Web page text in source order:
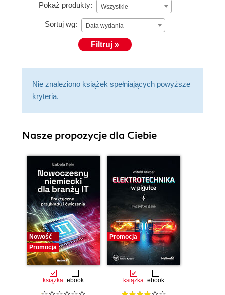
Pokaż produkty: Wszystkie
Sortuj wg: Data wydania
Filtruj »
Nie znaleziono książek spełniających powyższe
kryteria.
Nasze propozycje dla Ciebie
Nowość
Promocja
książka ebook
Promocja
książka ebook